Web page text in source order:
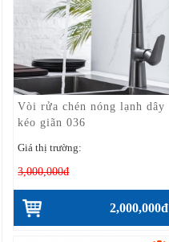
Vòi rửa chén nóng lạnh dây
kéo giãn 036
Giá thị trường:
3,000,000đ
2,000,000đ